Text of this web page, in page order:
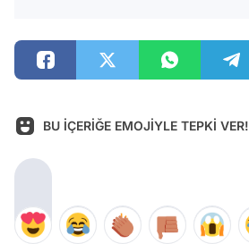
BU İÇERİĞE EMOJİYLE TEPKİ VER!